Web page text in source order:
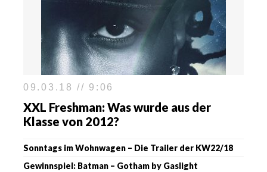
09.03.18 // 9:06
XXL Freshman: Was wurde aus der
Klasse von 2012?
Sonntags im Wohnwagen – Die Trailer der KW22/18
Gewinnspiel: Batman – Gotham by Gaslight